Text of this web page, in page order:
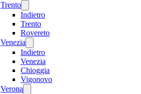
Trento
Indietro
Trento
Rovereto
Venezia
Indietro
Venezia
Chioggia
Vigonovo
Verona